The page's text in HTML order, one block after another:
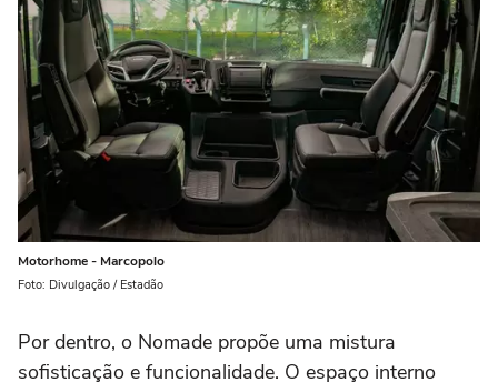
Motorhome - Marcopolo
Foto: Divulgação / Estadão
Por dentro, o Nomade propõe uma mistura
sofisticação e funcionalidade. O espaço interno